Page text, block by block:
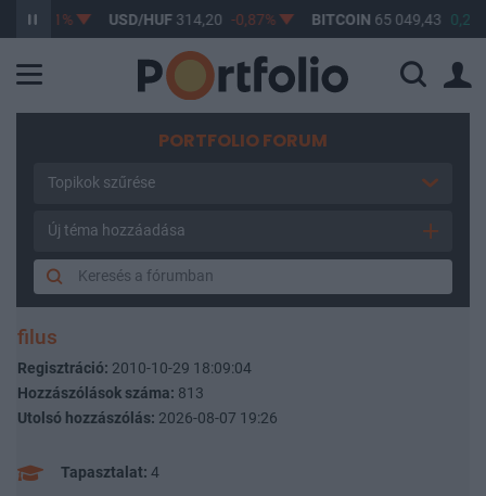
-0,61% USD/HUF314,20 -0,87% BITCOIN65 049,43 0,25%
PORTFOLIO FORUM
Topikok szűrése
Új téma hozzáadása
filus
Regisztráció: 2010-10-29 18:09:04
Hozzászólások száma: 813
Utolsó hozzászólás: 2026-08-07 19:26
Tapasztalat: 4